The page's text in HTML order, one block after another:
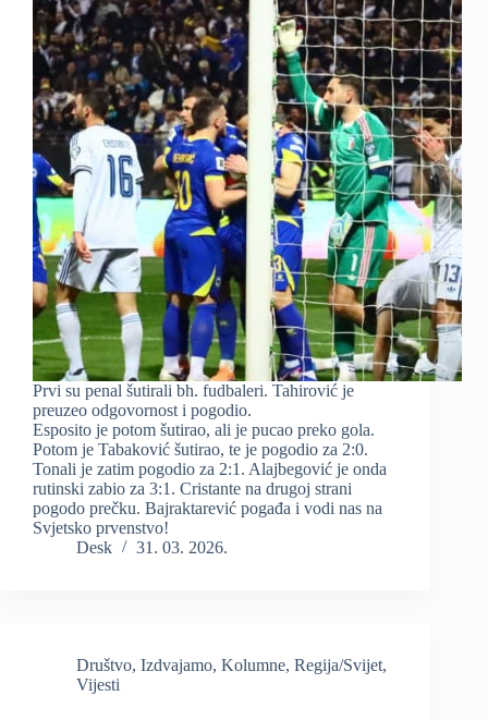
Prvi su penal šutirali bh. fudbaleri. Tahirović je
preuzeo odgovornost i pogodio.
Esposito je potom šutirao, ali je pucao preko gola.
Potom je Tabaković šutirao, te je pogodio za 2:0.
Tonali je zatim pogodio za 2:1. Alajbegović je onda
rutinski zabio za 3:1. Cristante na drugoj strani
pogodo prečku. Bajraktarević pogađa i vodi nas na
Svjetsko prvenstvo!
Desk
31. 03. 2026.
Društvo, Izdvajamo, Kolumne, Regija/Svijet,
Vijesti